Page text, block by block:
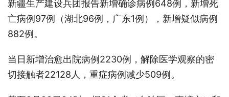
新疆生产建设兵团报告新增确诊病例648例，新增死
亡病例97例（湖北96例，广东1例），新增疑似病例
882例。
当日新增治愈出院病例2230例，解除医学观察的密
切接触者22128人，重症病例减少509例。